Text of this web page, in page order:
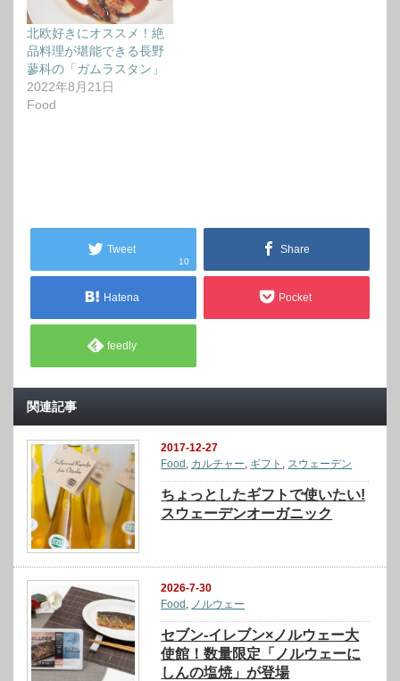
北欧好きにオススメ！絶
品料理が堪能できる長野
蓼科の「ガムラスタン」
2022年8月21日
Food
Tweet
10
Share
Hatena Pocket
feedly
関連記事
2017-12-27
Food , カルチャー, ギフト , スウェーデン
ちょっとしたギフトで使いたい!
スウェーデンオーガニック
2026-7-30
Food
ノルウェー
セブン‐イレブン×ノルウェー大
使館！数量限定「ノルウェーに
しんの塩焼」が登場